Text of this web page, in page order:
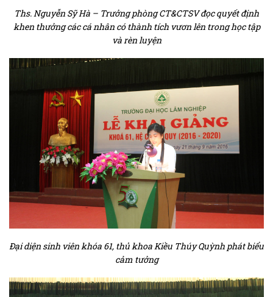
Ths. Nguyễn Sỹ Hà – Trưởng phòng CT&CTSV đọc quyết định
khen thưởng các cá nhân có thành tích vươn lên trong học tập
và rèn luyện
Đại diện sinh viên khóa 61, thủ khoa Kiều Thúy Quỳnh phát biểu
cảm tưởng